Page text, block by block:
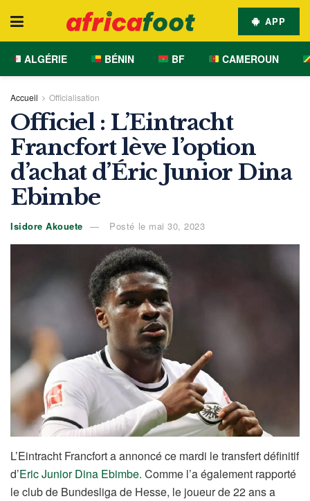
APP
ALGÉRIE BÉNIN BF CAMEROUN
Accueil Officialisation
Officiel : L’Eintracht
Francfort lève l’option
d’achat d’Éric Junior Dina
Ebimbe
Isidore Akouete Posté le mai 30, 2023
L’Eintracht Francfort a annoncé ce mardi le transfert définitif
d’Eric Junior Dina Ebimbe. Comme l’a également rapporté
le club de Bundesliga de Hesse, le joueur de 22 ans a